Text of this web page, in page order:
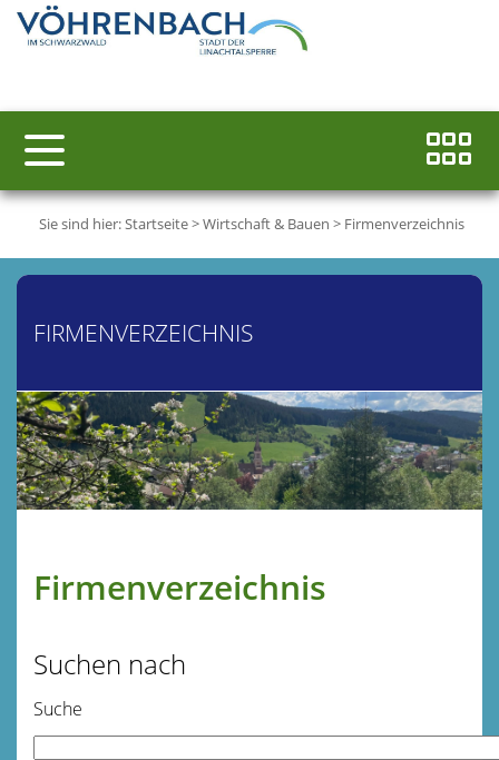
Sie sind hier:Startseite>Wirtschaft & Bauen > Firmenverzeichnis
FIRMENVERZEICHNIS
Firmenverzeichnis
Suchen nach
Suche